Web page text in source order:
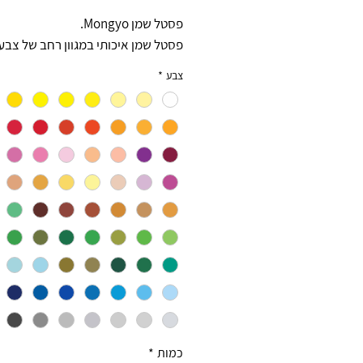
פסטל שמן Mongyo.
פסטל שמן איכותי במגוון רחב של
צבע *
כמות *